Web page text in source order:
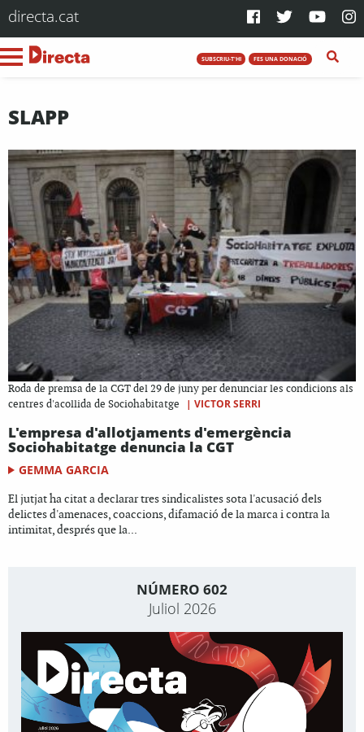
directa.cat
SUBSCRIU-T'HI FES UNA DONACIÓ
SLAPP
Roda de premsa de la CGT del 29 de juny per denunciar les condicions als
centres d'acollida de Sociohabitatge
| VICTOR SERRI
L'empresa d'allotjaments d'emergència
Sociohabitatge denuncia la CGT
GEMMA GARCIA
El jutjat ha citat a declarar tres sindicalistes sota l'acusació dels
delictes d'amenaces, coaccions, difamació de la marca i contra la
intimitat, després que la...
NÚMERO 602
Juliol 2026